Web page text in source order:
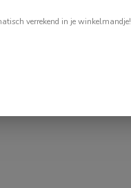
verrekend in je winkelmandje!